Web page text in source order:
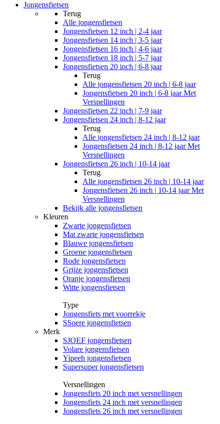
Jongensfietsen
Terug
Alle jongensfietsen
Jongensfietsen 12 inch | 2-4 jaar
Jongensfietsen 14 inch | 3-5 jaar
Jongensfietsen 16 inch | 4-6 jaar
Jongensfietsen 18 inch | 5-7 jaar
Jongensfietsen 20 inch | 6-8 jaar
Terug
Alle jongensfietsen 20 inch | 6-8 jaar
Jongensfietsen 20 inch | 6-8 jaar Met
Versnellingen
Jongensfietsen 22 inch | 7-9 jaar
Jongensfietsen 24 inch | 8-12 jaar
Terug
Alle jongensfietsen 24 inch | 8-12 jaar
Jongensfietsen 24 inch | 8-12 jaar Met
Versnellingen
Jongensfietsen 26 inch | 10-14 jaar
Terug
Alle jongensfietsen 26 inch | 10-14 jaar
Jongensfietsen 26 inch | 10-14 jaar Met
Versnellingen
Bekijk alle jongensfietsen
Kleuren
Zwarte jongensfietsen
Mat zwarte jongensfietsen
Blauwe jongensfietsen
Groene jongensfietsen
Rode jongensfietsen
Grijze jongensfietsen
Oranje jongensfietsen
Witte jongensfietsen
Type
Jongensfiets met voorrekje
SSoere jongensfietsen
Merk
SJOEF jongensfietsen
Volare jongensfietsen
Yipeeh jongensfietsen
Supersuper jongensfietsen
Versnellingen
Jongensfiets 20 inch met versnellingen
Jongensfiets 24 inch met versnellingen
Jongensfiets 26 inch met versnellingen